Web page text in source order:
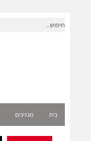
בית מגזינים